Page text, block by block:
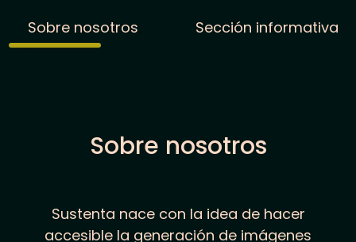
Sobre nosotros Sección informativa
Sobre nosotros
Sustenta nace con la idea de hacer
accesible la generación de imágenes